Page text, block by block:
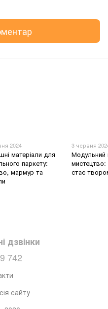
2024
матеріали для
паркету:
мармур та
3 червня
Модульний
мистецтво:
стає
дзвінки
742
сайту